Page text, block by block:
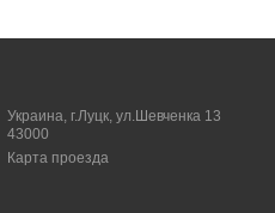
Украина, г.Луцк, ул.Шевченка 13
43000
Карта проезда